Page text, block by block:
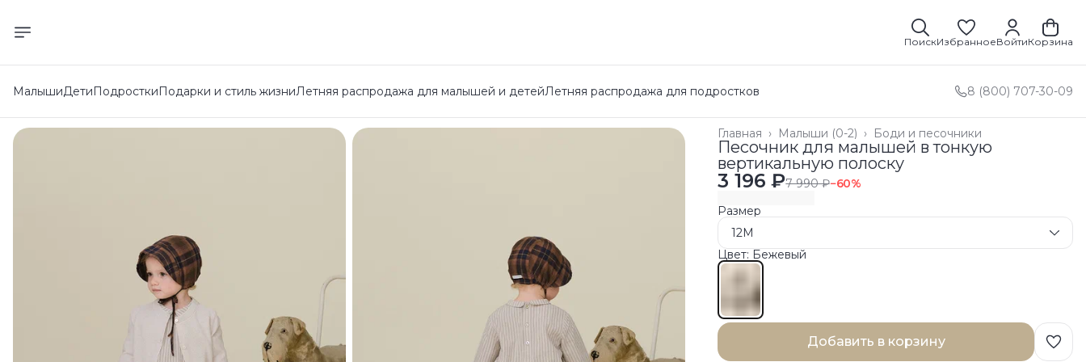
ПоискИзбранноеВойтиКорзина
МалышиДетиПодросткиПодарки и стиль жизниЛетняя распродажа для малышей и детейЛетняя распродажа для подростков 8 (800) 707-30-09
Боди и песочники
Малыши (0-2) ›
Главная ›
Песочник для малышей в тонкую
вертикальную полоску
3 196 ₽7 990 ₽−60%
Размер
12M
Цвет: Бежевый
Добавить в корзину